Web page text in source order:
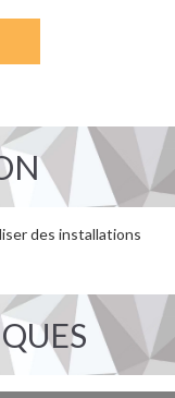
des installations